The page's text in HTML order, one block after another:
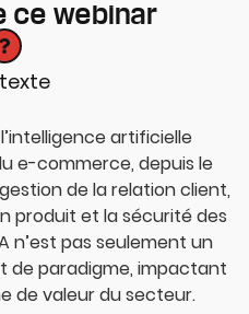
ce webinar
artificielle
e-commerce, depuis le
de la relation client,
produit et la sécurité des
n’est pas seulement un
de paradigme, impactant
de valeur du secteur.